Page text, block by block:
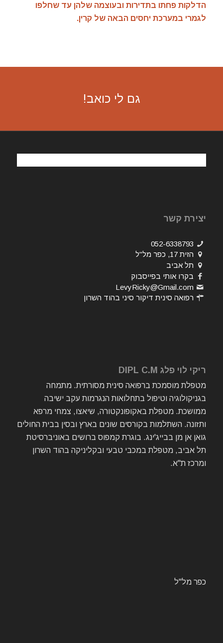
הדלקות פחתו בתדירות ובעוצמה שלהן עד שחלפו
לגמרי במערכת יחסים הבאה של קרין.
גם לי כואב!
יצירת קשר
052-6338793
הזית 17, כפר מל"ל
תל אביב
בקרו אותי בפייסבוק
LevyRicky@Gmail.com
רפואה סינית דיקור סיני בהוד השרון
ריקי לוי פלג DIPL C.M
מטפלת מוסמכת ברפואה סינית מסורתית. מתמחה
בגניקולוגיה וטיפול בתחלואות הנגרמות עקב ישיבה
ממושכת. מטפלת באקופונקטורה, שיאצו, צמחי מרפא
ותזונה. השתלמות בקורסים שונים בארץ ובסין בבית החולים
גואן אן מן בבייג'ינג. בוגרת קמפוס ברושים באוניברסיטת
תל אביב, מטפלת במכבי טבעי ובקליניקה בהוד השרון
ומרכז ת"א.
כפר מל"ל